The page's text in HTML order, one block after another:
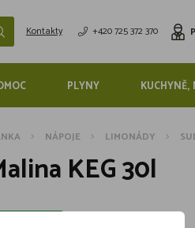
Kontakty +420 725 372 370
PLYNY
NÁPOJE LIMONÁDY
KEG 30l